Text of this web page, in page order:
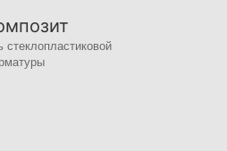
стеклопластиковой